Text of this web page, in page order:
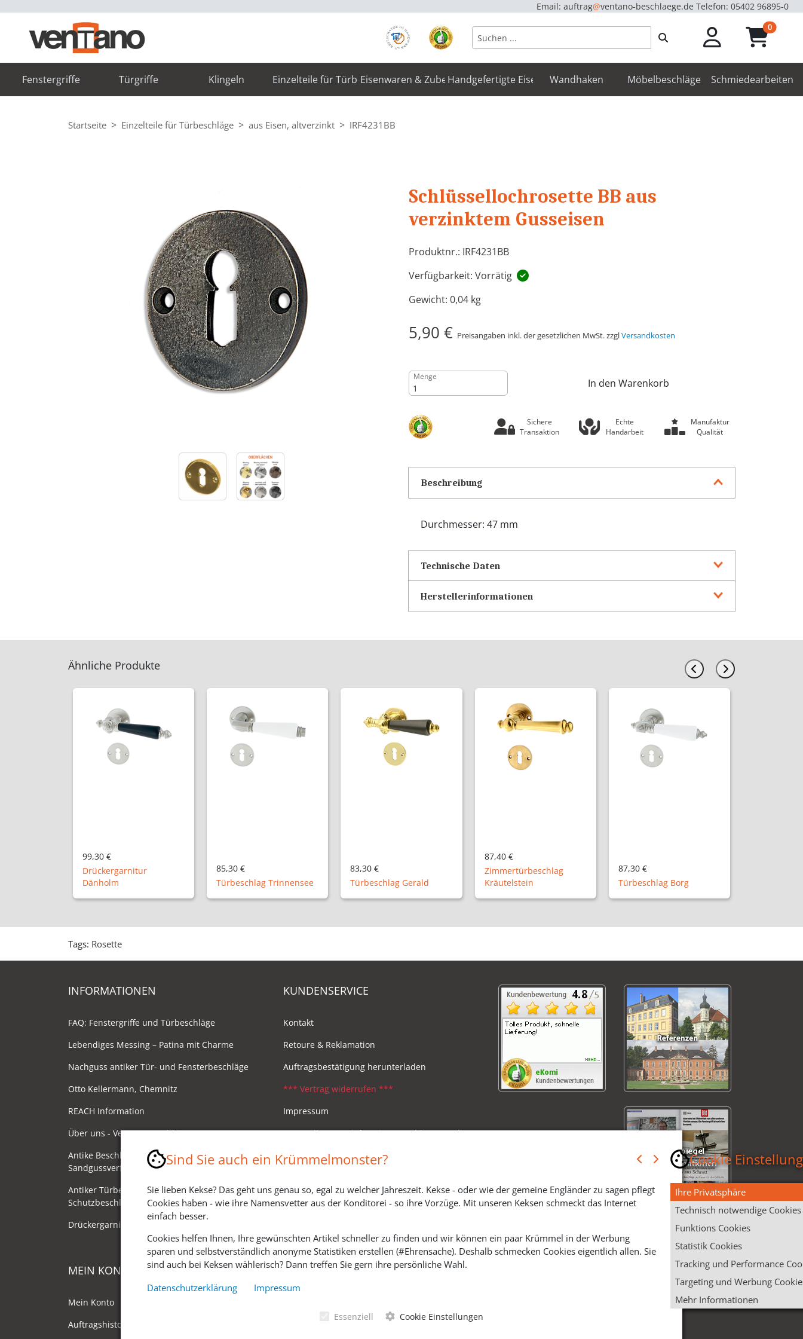
Email: auftrag@ventano-beschlaege.de Telefon: 05402 96895-0
0unread
Fenstergriffe Türgriffe Klingeln Einzelteile für TürbeschlägeEisenwaren & ZubehörHandgefertigte Eisenbeschläge
Wandhaken Möbelbeschläge Schmiedearbeiten
Startseite Einzelteile für Türbeschläge aus Eisen, altverzinkt IRF4231BB
Schlüssellochrosette BB aus
verzinktem Gusseisen
Produktnr.: IRF4231BB
Verfügbarkeit: Vorrätig
Gewicht: 0,04 kg
5,90 € Preisangaben inkl. der gesetzlichen MwSt. zzglVersandkosten
Menge
In den Warenkorb
Sichere
Transaktion
Echte
Handarbeit
Manufaktur
Qualität
Beschreibung
Durchmesser: 47 mm
Technische Daten
Herstellerinformationen
Ähnliche Produkte
85,30 €
Türbeschlag Trinnensee
83,30 €
Türbeschlag Gerald
Zimmertürbeschlag
Kräutelstein
87,30 €
Türbeschlag Borg
Zementfliesen mit
Rankenmuster
Tags: Rosette
INFORMATIONEN
FAQ: Fenstergriffe und Türbeschläge
Lebendiges Messing – Patina mit Charme
Nachguss antiker Tür- und Fensterbeschläge
Otto Kellermann, Chemnitz
REACH Information
Über uns - Ventano Beschläge
Antike Beschläge - Herstellung im
Sandgussverfahren
Antiker Türbeschlag als
Schutzbeschlag/Sicherheitsbeschlag
Drückergarnituren mit Drehknauf
KUNDENSERVICE
Kontakt
Retoure & Reklamation
Auftragsbestätigung herunterladen
*** Vertrag widerrufen ***
Impressum
Versandkosten, Lieferzeiten & Zahlungsmodi
Widerrufsbelehrung
MEIN KONTO
Mein Konto
Auftragshistorie
SOZIALE MEDIEN
Sind Sie auch ein Krümmelmonster?
Sie lieben Kekse? Das geht uns genau so, egal zu welcher Jahreszeit. Kekse - oder wie der gemeine Engländer zu sagen pflegt
Cookies haben - wie ihre Namensvetter aus der Konditorei - so ihre Vorzüge. Mit unseren Keksen schmeckt das Internet
einfach besser.
Cookies helfen Ihnen, Ihre gewünschten Artikel schneller zu finden und wir können ein paar Krümmel in der Werbung
sparen und selbstverständlich anonyme Statistiken erstellen (#Ehrensache). Deshalb schmecken Cookies eigentlich allen. Sie
sind auch bei Keksen wählerisch? Dann treffen Sie gern ihre persönliche Wahl.
Datenschutzerklärung
Impressum
Essenziell Cookie Einstellungen
Cookie
Ihre Privatsphäre
Technisch notwendige Cookies
Funktions Cookies
Statistik Cookies
Tracking und Performance
Targeting und Werbung
Mehr Informationen